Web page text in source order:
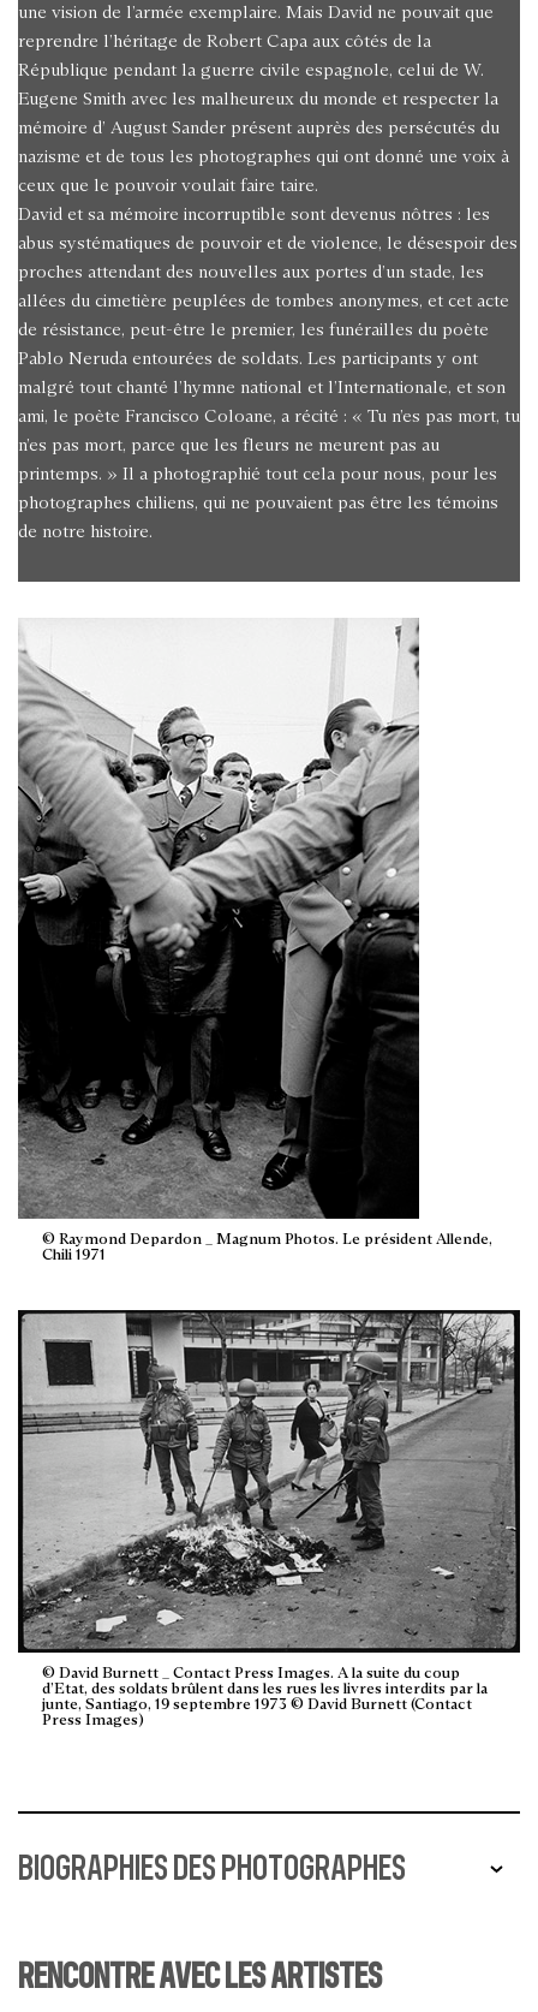
une vision de l’armée exemplaire. Mais David ne pouvait que
reprendre l’héritage de Robert Capa aux côtés de la
République pendant la guerre civile espagnole, celui de W.
Eugene Smith avec les malheureux du monde et respecter la
mémoire d’ August Sander présent auprès des persécutés du
nazisme et de tous les photographes qui ont donné une voix à
ceux que le pouvoir voulait faire taire.
David et sa mémoire incorruptible sont devenus nôtres : les
abus systématiques de pouvoir et de violence, le désespoir des
proches attendant des nouvelles aux portes d’un stade, les
allées du cimetière peuplées de tombes anonymes, et cet acte
de résistance, peut-être le premier, les funérailles du poète
Pablo Neruda entourées de soldats. Les participants y ont
malgré tout chanté l’hymne national et l’Internationale, et son
ami, le poète Francisco Coloane, a récité : « Tu n’es pas mort, tu
n’es pas mort, parce que les fleurs ne meurent pas au
printemps. » Il a photographié tout cela pour nous, pour les
photographes chiliens, qui ne pouvaient pas être les témoins
de notre histoire.
© Raymond Depardon _ Magnum Photos. Le président Allende,
Chili 1971
© David Burnett _ Contact Press Images. A la suite du coup
d’Etat, des soldats brûlent dans les rues les livres interdits par la
junte, Santiago, 19 septembre 1973 © David Burnett (Contact
Press Images)
BIOGRAPHIES DES PHOTOGRAPHES
RENCONTRE AVEC LES ARTISTES